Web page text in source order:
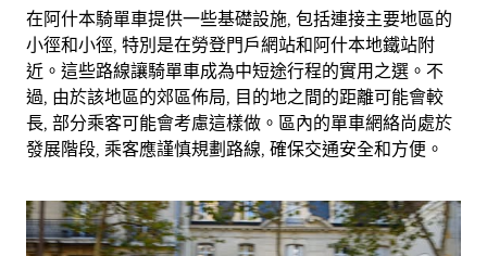
在阿什本騎單車提供一些基礎設施, 包括連接主要地區的
小徑和小徑, 特別是在勞登門戶網站和阿什本地鐵站附
近。這些路線讓騎單車成為中短途行程的實用之選。不
過, 由於該地區的郊區佈局, 目的地之間的距離可能會較
長, 部分乘客可能會考慮這樣做。區內的單車網絡尚處於
發展階段, 乘客應謹慎規劃路線, 確保交通安全和方便。